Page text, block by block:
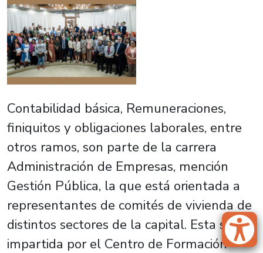
Contabilidad básica, Remuneraciones,
finiquitos y obligaciones laborales, entre
otros ramos, son parte de la carrera
Administración de Empresas, mención
Gestión Pública, la que está orientada a
representantes de comités de vivienda de
distintos sectores de la capital. Esta será
impartida por el Centro de Formación